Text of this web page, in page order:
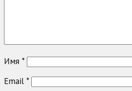
Имя *
Email *